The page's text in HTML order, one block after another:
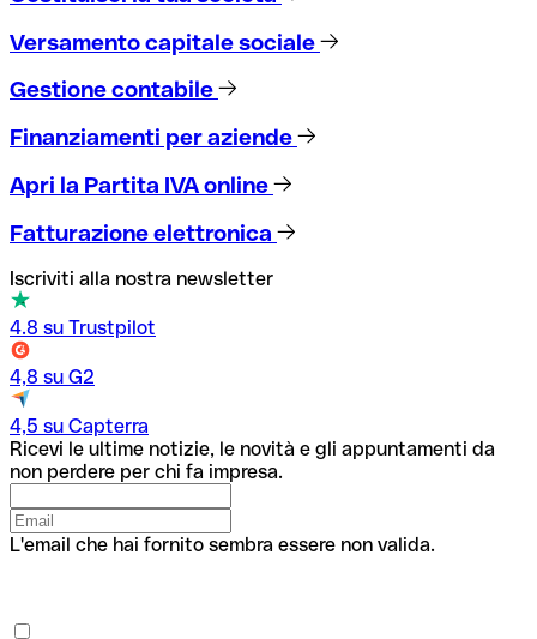
Versamento capitale sociale
Gestione contabile
Finanziamenti per aziende
Apri la Partita IVA online
Fatturazione elettronica
Iscriviti alla nostra newsletter
4.8 su Trustpilot
4,8 su G2
4,5 su Capterra
Ricevi le ultime notizie, le novità e gli appuntamenti da
non perdere per chi fa impresa.
L'email che hai fornito sembra essere non valida.